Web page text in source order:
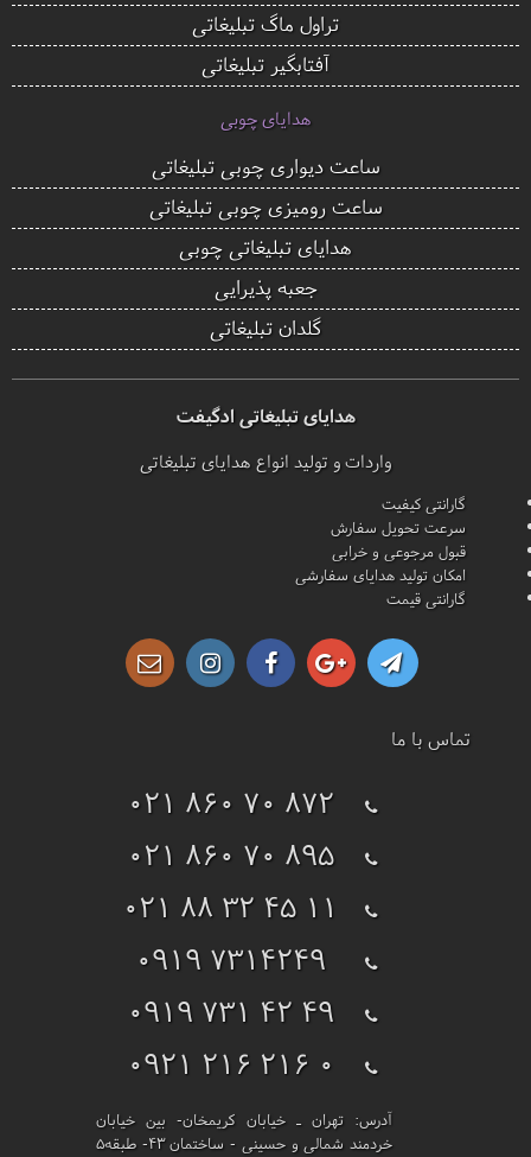
تراول ماگ تبلیغاتی
آفتابگیر تبلیغاتی
هدایای چوبی
ساعت دیواری چوبی تبلیغاتی
ساعت رومیزی چوبی تبلیغاتی
هدایای تبلیغاتی چوبی
جعبه پذیرایی
گلدان تبلیغاتی
هدایای تبلیغاتی ادگیفت
واردات و تولید انواع هدایای تبلیغاتی
گارانتی کیفیت
سرعت تحویل سفارش
قبول مرجوعی و خرابی
امکان تولید هدایای سفارشی
گارانتی قیمت
تماس با ما
021 860 70 872
021 860 70 895
021 88 32 45 11
0919 7314249
0919 731 42 49
0921 216 216 0
آدرس: تهران ـ خیابان کریمخان- بین خیابان
خردمند شمالی و حسینی - ساختمان 43- طبقه5